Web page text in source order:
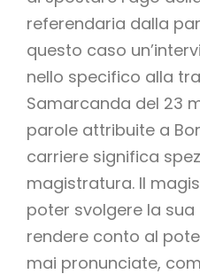
referendaria dalla
questo caso
nello specifico alla
Samarcanda del 23
parole attribuite a
carriere significa
magistratura. Il
poter svolgere la
rendere conto al
mai pronunciate,